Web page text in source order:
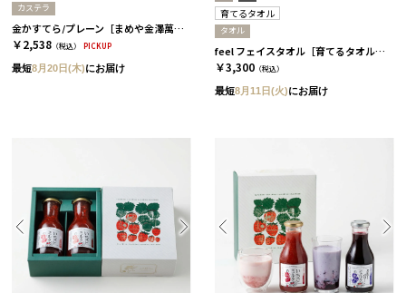
カステラ
金かすてら/プレーン［まめや金澤萬久］
￥2,538 （税込） PICKUP
最短8月20日(木)にお届け
育てるタオル
タオル
feel フェイスタオル［育てるタオル］/ チャコール
￥3,300 （税込）
最短8月11日(火)にお届け